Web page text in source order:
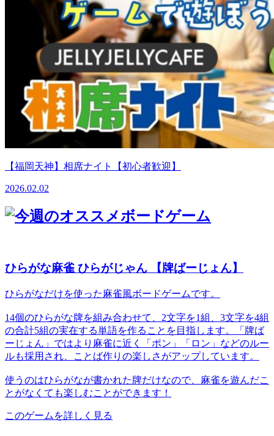
【福岡天神】相席ナイト【初心者歓迎】
2026.02.02
ひらがな麻雀 ひらがじゃん 【牌ばーじょん】
ひらがなだけを使った麻雀風ボードゲームです。
14個のひらがな牌を組み合わせて、2文字を1組、3文字を4組
の合計5組の実在する単語を作ることを目指します。「牌ば
ーじょん」ではより麻雀に近く「ポン」「ロン」などのルー
ルも採用され、ことば作りの楽しさがアップしています。
使うのはひらがなが書かれた牌だけなので、麻雀を遊んだこ
とがなくても楽しむことができます！
このゲームを詳しく見る